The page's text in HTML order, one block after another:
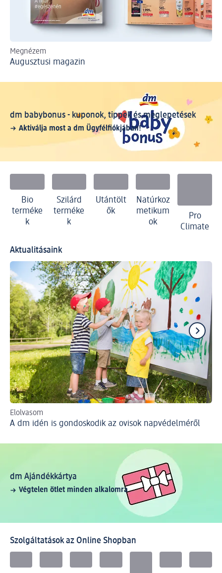
Megnézem
Augusztusi magazin
dm babybonus - kuponok, tippek és meglepetések
Aktiválja most a dm Ügyfélfiókjában!
Bio
terméke
k
Szilárd
terméke
k
Utántölt
ők
Natúrkoz
metikum
ok
Pro
Climate
Aktualitásaink
Elolvasom
A dm idén is gondoskodik az ovisok napvédelméről
dm Ajándékkártya
Végtelen ötlet minden alkalomra
Szolgáltatások az Online Shopban